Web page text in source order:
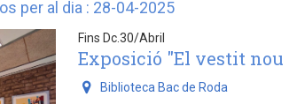
per al dia : 28-04-2025
Fins Dc.30/Abril
Exposició "El vestit
Biblioteca Bac de Roda